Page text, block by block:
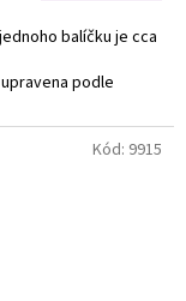
balíčku je cca
podle
Kód: 9915